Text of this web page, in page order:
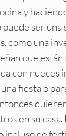
y
ser una
como una
que
con nueces
fiesta o
en su casa.